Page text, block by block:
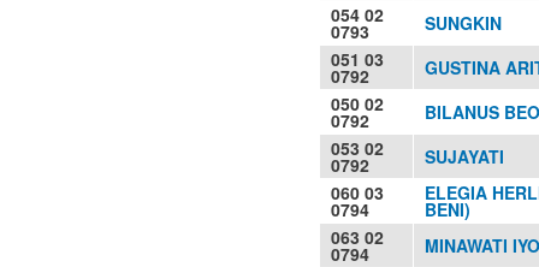
054 02
0793
SUNGKIN
051 03
0792
GUSTINA
050 02
0792
BILANUS
053 02
0792
SUJAYATI
060 03
0794
ELEGIA
BENI)
063 02
0794
MINAWATI